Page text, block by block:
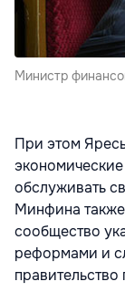
Министр
При этом
обслуживать
Минфина
сообщество
реформами и